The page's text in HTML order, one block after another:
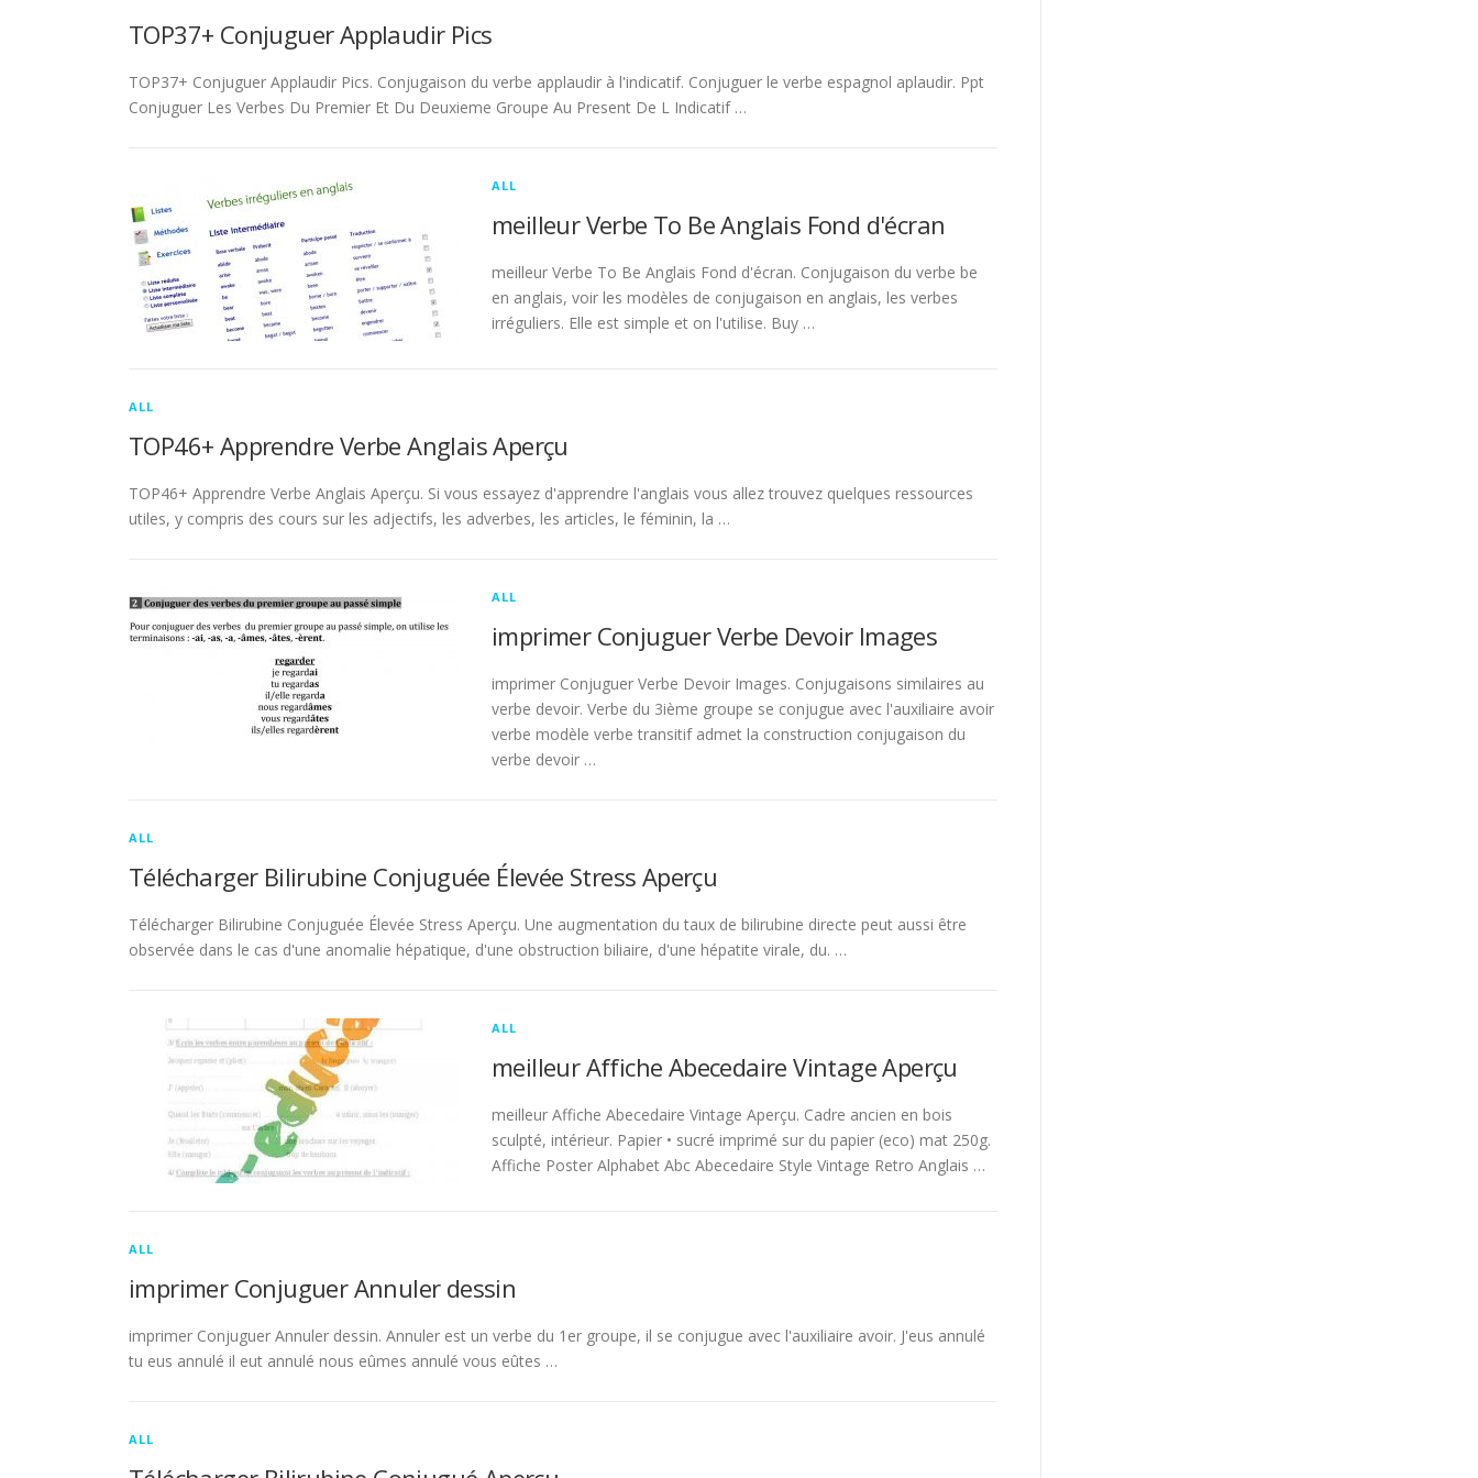
TOP37+ Conjuguer Applaudir Pics
TOP37+ Conjuguer Applaudir Pics. Conjugaison du verbe applaudir à l'indicatif. Conjuguer le verbe espagnol aplaudir. Ppt
Conjuguer Les Verbes Du Premier Et Du Deuxieme Groupe Au Present De L Indicatif …
ALL
meilleur Verbe To Be Anglais Fond d'écran
meilleur Verbe To Be Anglais Fond d'écran. Conjugaison du verbe be
en anglais, voir les modèles de conjugaison en anglais, les verbes
irréguliers. Elle est simple et on l'utilise. Buy …
ALL
TOP46+ Apprendre Verbe Anglais Aperçu
TOP46+ Apprendre Verbe Anglais Aperçu. Si vous essayez d'apprendre l'anglais vous allez trouvez quelques ressources
utiles, y compris des cours sur les adjectifs, les adverbes, les articles, le féminin, la …
ALL
imprimer Conjuguer Verbe Devoir Images
imprimer Conjuguer Verbe Devoir Images. Conjugaisons similaires au
verbe devoir. Verbe du 3ième groupe se conjugue avec l'auxiliaire avoir
verbe modèle verbe transitif admet la construction conjugaison du
verbe devoir …
ALL
Télécharger Bilirubine Conjuguée Élevée Stress Aperçu
Télécharger Bilirubine Conjuguée Élevée Stress Aperçu. Une augmentation du taux de bilirubine directe peut aussi être
observée dans le cas d'une anomalie hépatique, d'une obstruction biliaire, d'une hépatite virale, du. …
ALL
meilleur Affiche Abecedaire Vintage Aperçu
meilleur Affiche Abecedaire Vintage Aperçu. Cadre ancien en bois
sculpté, intérieur. Papier • sucré imprimé sur du papier (eco) mat 250g.
Affiche Poster Alphabet Abc Abecedaire Style Vintage Retro Anglais …
ALL
imprimer Conjuguer Annuler dessin
imprimer Conjuguer Annuler dessin. Annuler est un verbe du 1er groupe, il se conjugue avec l'auxiliaire avoir. J'eus annulé
tu eus annulé il eut annulé nous eûmes annulé vous eûtes …
ALL